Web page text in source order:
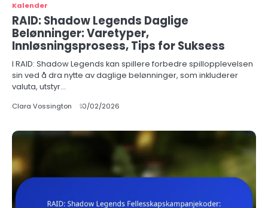
Kalender
RAID: Shadow Legends Daglige
Belønninger: Varetyper,
Innløsningsprosess, Tips for Suksess
I RAID: Shadow Legends kan spillere forbedre spillopplevelsen
sin ved å dra nytte av daglige belønninger, som inkluderer
valuta, utstyr…
Clara Vossington 10/02/2026